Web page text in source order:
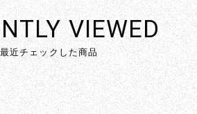
VIEWED
最近チェックした商品